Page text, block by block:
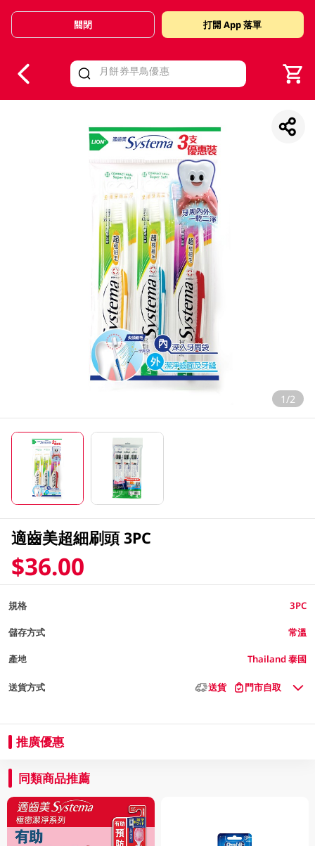
Valid Until 30 June 2026
關閉 打開 App 落單
1/2
適齒美超細刷頭 3PC
$36.00
規格 3PC
儲存方式 常溫
產地 Thailand 泰國
送貨方式 送貨 門市自取
推廣優惠
同類商品推薦